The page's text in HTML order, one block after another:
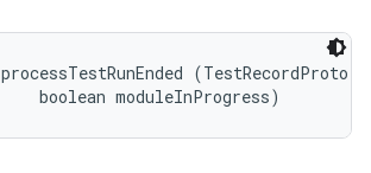
boolean moduleInProgress)